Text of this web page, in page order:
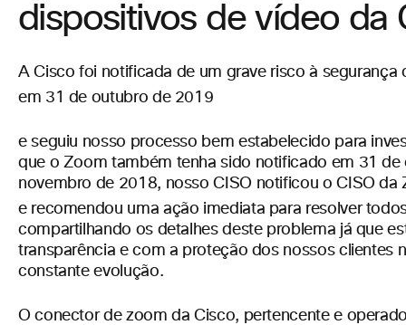
dispositivos de vídeo da
A Cisco foi notificada de um grave risco à
em 31 de outubro de 2019
e seguiu nosso processo bem estabelecido para
que o Zoom também tenha sido notificado em 31
novembro de 2018, nosso CISO notificou o CISO
e recomendou uma ação imediata para resolver
compartilhando os detalhes deste problema já que
transparência e com a proteção dos nossos clientes
constante evolução.
O conector de zoom da Cisco, pertencente e